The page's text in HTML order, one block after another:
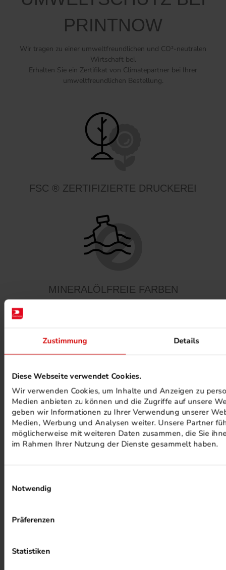
Zustimmung Details
Diese Webseite verwendet Cookies.
Wir verwenden Cookies, um Inhalte und Anzeigen zu
Medien anbieten zu können und die Zugriffe auf unsere
geben wir Informationen zu Ihrer Verwendung unserer
Medien, Werbung und Analysen weiter. Unsere Partner
möglicherweise mit weiteren Daten zusammen, die Sie
im Rahmen Ihrer Nutzung der Dienste gesammelt haben.
Notwendig
Präferenzen
Statistiken
PRINTNOW
Wir tragen zu einer umweltfreundlichen und CO²-neutralen
Wirtschaft bei.
Erhalten Sie ein Zertifikat von Climatepartner bei Ihrer
umweltfreundlichen Bestellung.
FSC ® ZERTIFIZIERTE DRUCKEREI
MINERALÖLFREIE FARBEN
PHOTOVOLTAIK ANLAGEN